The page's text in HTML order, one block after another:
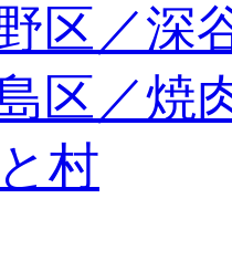
区／深
区／焼
村